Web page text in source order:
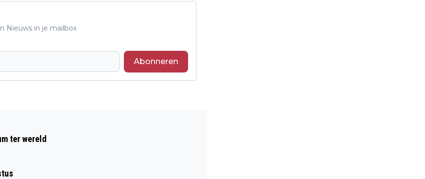
Nieuws in je mailbox
Abonneren
EN OMSTREKEN
ter wereld